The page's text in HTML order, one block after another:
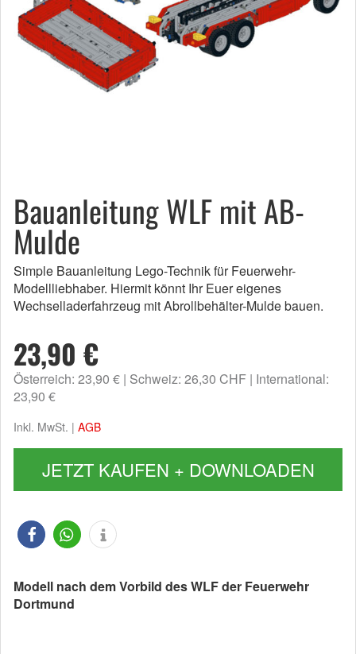
Bauanleitung WLF mit AB-
Mulde
Simple Bauanleitung Lego-Technik für Feuerwehr-
Modellliebhaber. Hiermit könnt Ihr Euer eigenes
Wechselladerfahrzeug mit Abrollbehälter-Mulde bauen.
23,90 €
Österreich: 23,90 € Schweiz: 26,30 CHF International:
23,90 €
Inkl. MwSt. | AGB
JETZT KAUFEN + DOWNLOADEN
Modell nach dem Vorbild des WLF der Feuerwehr
Dortmund